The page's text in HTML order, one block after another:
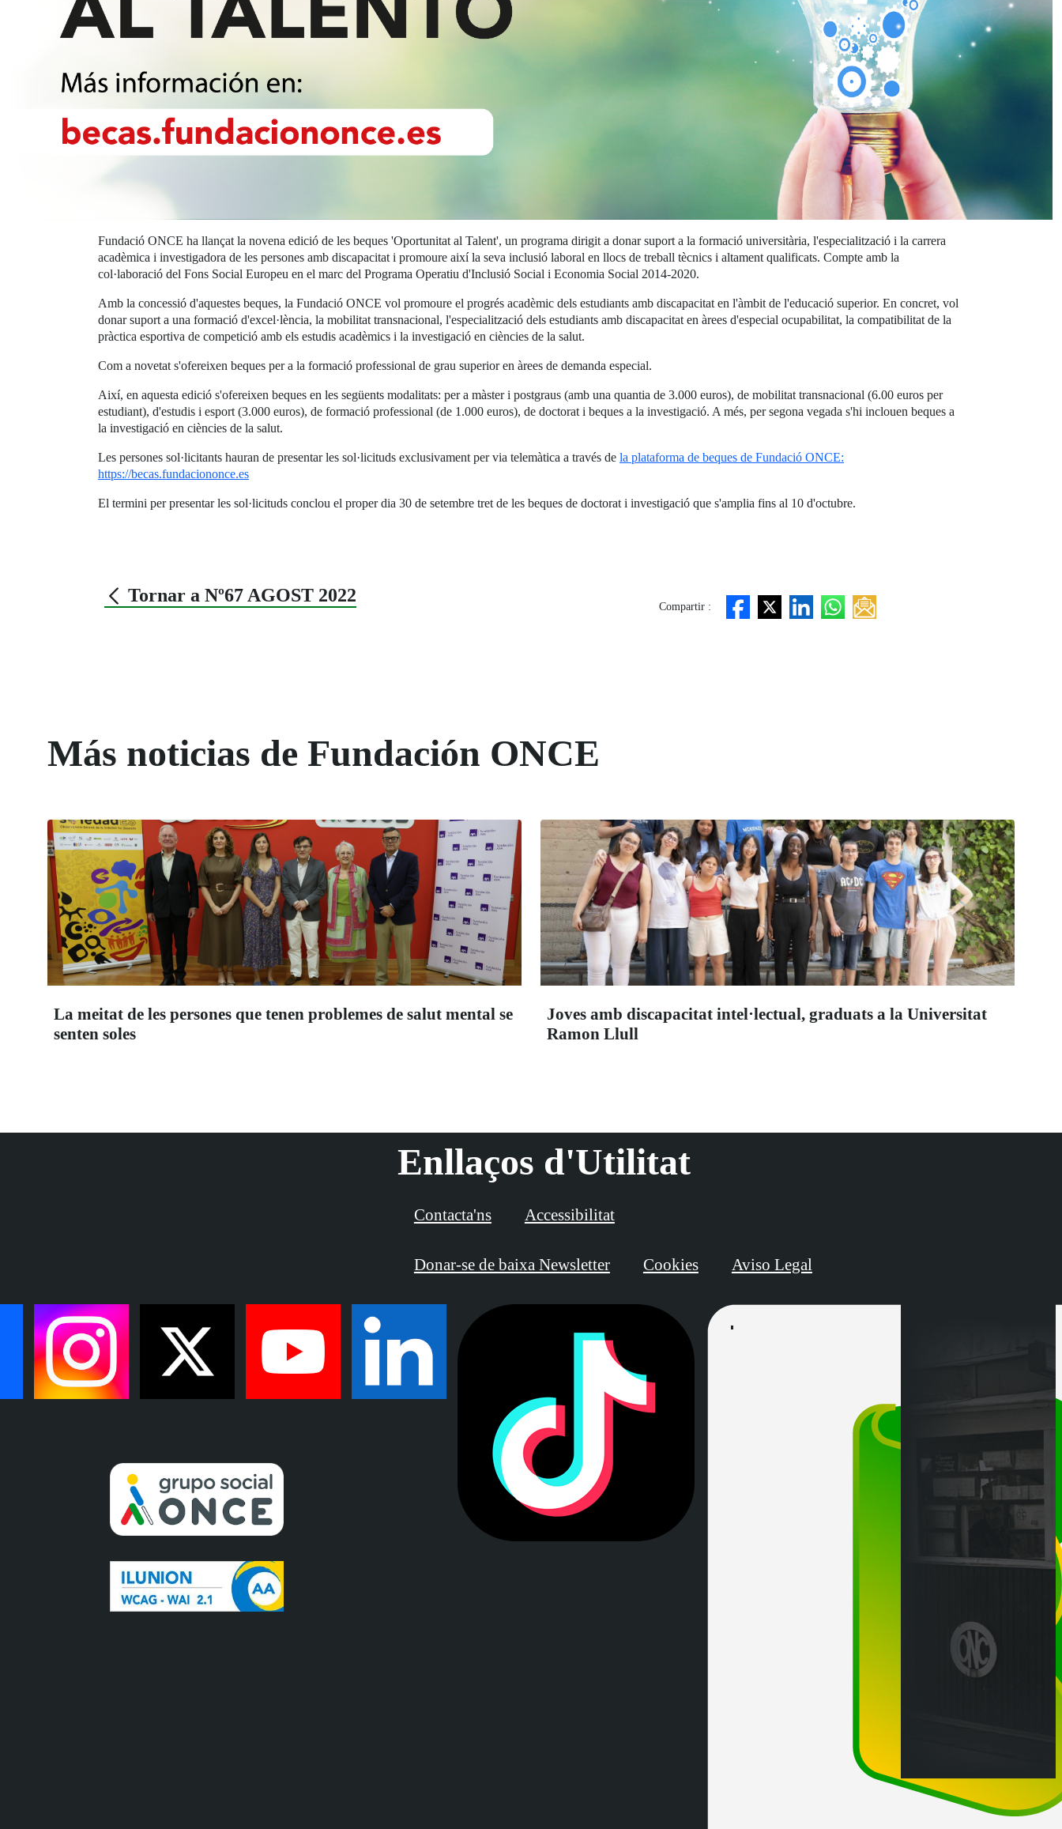
Fundació ONCE ha llançat la novena edició de les beques 'Oportunitat al Talent', un programa dirigit a donar suport a la formació universitària, l'especialització i la carrera
acadèmica i investigadora de les persones amb discapacitat i promoure així la seva inclusió laboral en llocs de treball tècnics i altament qualificats. Compte amb la
col·laboració del Fons Social Europeu en el marc del Programa Operatiu d'Inclusió Social i Economia Social 2014-2020.
Amb la concessió d'aquestes beques, la Fundació ONCE vol promoure el progrés acadèmic dels estudiants amb discapacitat en l'àmbit de l'educació superior. En concret, vol
donar suport a una formació d'excel·lència, la mobilitat transnacional, l'especialització dels estudiants amb discapacitat en àrees d'especial ocupabilitat, la compatibilitat de la
pràctica esportiva de competició amb els estudis acadèmics i la investigació en ciències de la salut.
Com a novetat s'ofereixen beques per a la formació professional de grau superior en àrees de demanda especial.
Així, en aquesta edició s'ofereixen beques en les següents modalitats: per a màster i postgraus (amb una quantia de 3.000 euros), de mobilitat transnacional (6.00 euros per
estudiant), d'estudis i esport (3.000 euros), de formació professional (de 1.000 euros), de doctorat i beques a la investigació. A més, per segona vegada s'hi inclouen beques a
la investigació en ciències de la salut.
Les persones sol·licitants hauran de presentar les sol·licituds exclusivament per via telemàtica a través de la plataforma de beques de Fundació ONCE:
https://becas.fundaciononce.es
El termini per presentar les sol·licituds conclou el proper dia 30 de setembre tret de les beques de doctorat i investigació que s'amplia fins al 10 d'octubre.
Tornar a Nº67 AGOST 2022
Compartir :
Más noticias de Fundación ONCE
La meitat de les persones que tenen problemes de salut mental se
senten soles
Joves amb discapacitat intel·lectual, graduats a la Universitat
Ramon Llull
Enllaços d'Utilitat
Contacta'ns Accessibilitat
Donar-se de baixa Newsletter Cookies Aviso Legal